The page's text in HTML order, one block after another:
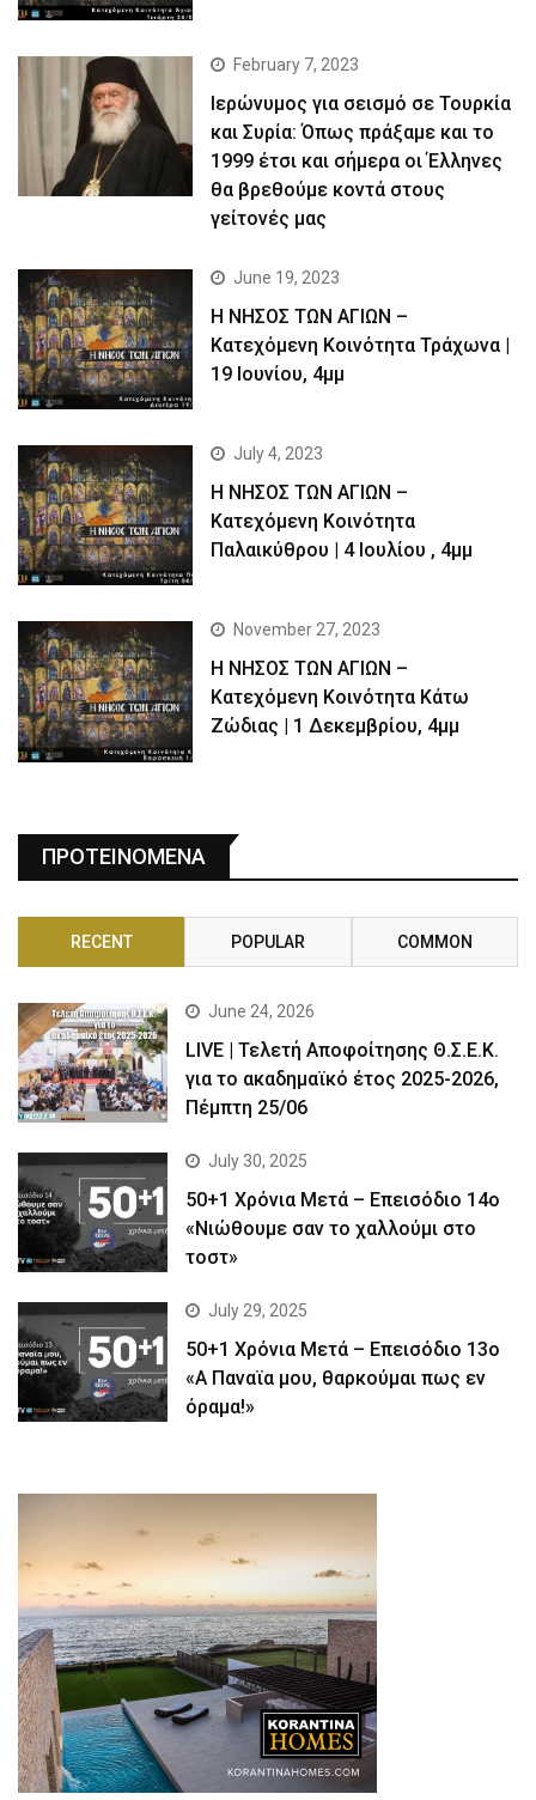
February 7, 2023
Ιερώνυμος για σεισμό σε Τουρκία
και Συρία: Όπως πράξαμε και το
1999 έτσι και σήμερα οι Έλληνες
θα βρεθούμε κοντά στους
γείτονές μας
June 19, 2023
Η ΝΗΣΟΣ ΤΩΝ ΑΓΙΩΝ –
Kατεχόμενη Κοινότητα Τράχωνα |
19 Ιουνίου, 4μμ
July 4, 2023
Η ΝΗΣΟΣ ΤΩΝ ΑΓΙΩΝ –
Kατεχόμενη Κοινότητα
Παλαικύθρου | 4 Ιουλίου , 4μμ
November 27, 2023
Η ΝΗΣΟΣ ΤΩΝ ΑΓΙΩΝ –
Κατεχόμενη Κοινότητα Κάτω
Ζώδιας | 1 Δεκεμβρίου, 4μμ
ΠΡΟΤΕΙΝΟΜΕΝΑ
RECENT POPULAR COMMON
June 24, 2026
LIVE | Τελετή Αποφοίτησης Θ.Σ.Ε.Κ.
για το ακαδημαϊκό έτος 2025-2026,
Πέμπτη 25/06
July 30, 2025
50+1 Χρόνια Μετά – Επεισόδιο 14ο
«Νιώθουμε σαν το χαλλούμι στο
τοστ»
July 29, 2025
50+1 Χρόνια Μετά – Επεισόδιο 13ο
«Α Παναϊα μου, θαρκούμαι πως εν
όραμα!»